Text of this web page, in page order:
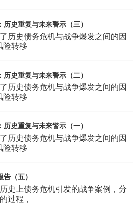
史重复与未来警示（三）
历史债务危机与战争爆发之间的因
险转移
史重复与未来警示（二）
历史债务危机与战争爆发之间的因
险转移
史重复与未来警示（一）
历史债务危机与战争爆发之间的因
险转移
（五）
史上债务危机引发的战争案例，分
过程，